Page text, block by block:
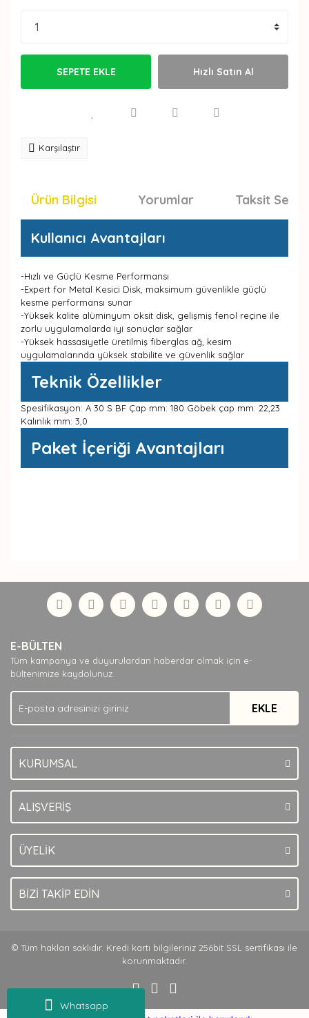
Whatsapp
SEPETE EKLE Hızlı Satın Al
Karşılaştır
Ürün Bilgisi Yorumlar Taksit
Kullanıcı Avantajları
-Hızlı ve Güçlü Kesme Performansı
-Expert for Metal Kesici Disk, maksimum güvenlikle güçlü
kesme performansı sunar
-Yüksek kalite alüminyum oksit disk, gelişmiş fenol reçine ile
zorlu uygulamalarda iyi sonuçlar sağlar
-Yüksek hassasiyetle üretilmiş fiberglas ağ, kesim
uygulamalarında yüksek stabilite ve güvenlik sağlar
Teknik Özellikler
Spesifikasyon: A 30 S BF Çap mm: 180 Göbek çap mm: 22,23
Kalınlık mm: 3,0
Paket İçeriği Avantajları
Ürün açıklamasında eksik bilgiler bulunuyor.
Ürün bilgilerinde hatalar bulunuyor.
Ürün fiyatı diğer sitelerden daha pahalı.
Gönder
E-BÜLTEN
Tüm kampanya ve duyurulardan haberdar olmak için e-
bültenimize kaydolunuz.
EKLE
KURUMSAL
ALIŞVERİŞ
ÜYELİK
BİZİ TAKİP EDİN
© Tüm hakları saklıdır. Kredi kartı bilgileriniz 256bit SSL sertifikası ile
korunmaktadır.